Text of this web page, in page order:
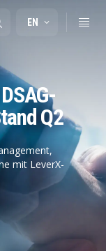
EN
Q2
mit LeverX-